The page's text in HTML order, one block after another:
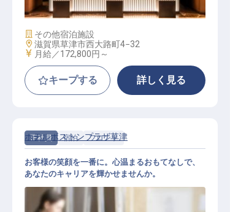
施設業態
その他宿泊施設
勤務地
滋賀県草津市西大路町4−32
給与
月給／172,800円～
キープする 詳しく見る
正社員 宿泊 フロント
ホテルボストンプラザ草津
お客様の笑顔を一番に。心温まるおもてなしで、
あなたのキャリアを輝かせませんか。